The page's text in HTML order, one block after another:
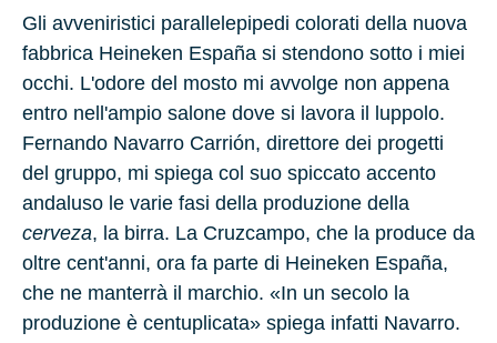
Gli avveniristici parallelepipedi colorati della nuova
fabbrica Heineken España si stendono sotto i miei
occhi. L'odore del mosto mi avvolge non appena
entro nell'ampio salone dove si lavora il luppolo.
Fernando Navarro Carrión, direttore dei progetti
del gruppo, mi spiega col suo spiccato accento
andaluso le varie fasi della produzione della
cerveza, la birra. La Cruzcampo, che la produce da
oltre cent'anni, ora fa parte di Heineken España,
che ne manterrà il marchio. «In un secolo la
produzione è centuplicata» spiega infatti Navarro.